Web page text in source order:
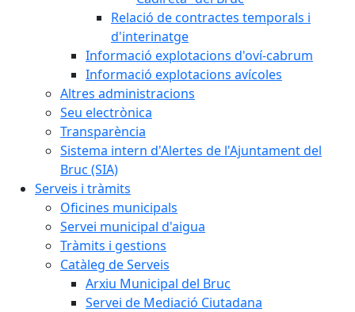
Relació de contractes temporals i
d'interinatge
Informació explotacions d'oví-cabrum
Informació explotacions avícoles
Altres administracions
Seu electrònica
Transparència
Sistema intern d'Alertes de l'Ajuntament del
Bruc (SIA)
Serveis i tràmits
Oficines municipals
Servei municipal d'aigua
Tràmits i gestions
Catàleg de Serveis
Arxiu Municipal del Bruc
Servei de Mediació Ciutadana